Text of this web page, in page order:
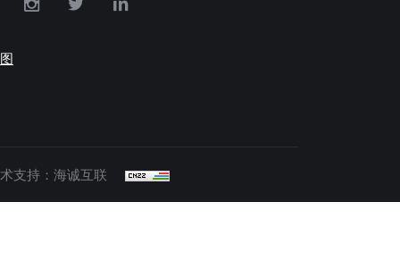
支持：海诚互联